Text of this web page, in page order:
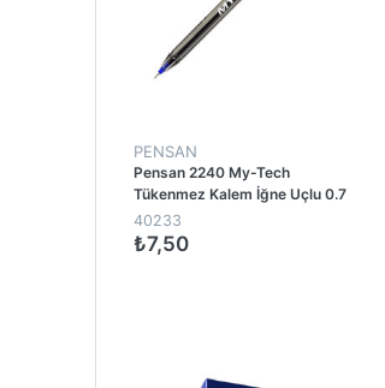
PENSAN
Pensan 2240 My-Tech
Tükenmez Kalem İğne Uçlu 0.7
mm - Mavi
40233
₺7,50